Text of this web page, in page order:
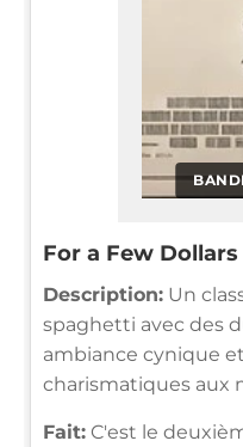
For a Few Dollars
Description: Un
spaghetti avec des
ambiance cynique
charismatiques aux
Fait: C'est le